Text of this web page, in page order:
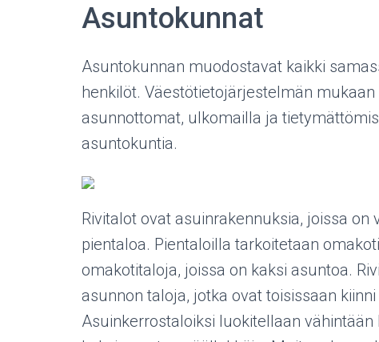
Asuntokunnat
Asuntokunnan muodostavat kaikki
henkilöt. Väestötietojärjestelmän
asunnottomat, ulkomailla ja
asuntokuntia.
Rivitalot ovat asuinrakennuksia, joissa
pientaloa. Pientaloilla tarkoitetaan
omakotitaloja, joissa on kaksi asuntoa.
asunnon taloja, jotka ovat toisissaan
Asuinkerrostaloiksi luokitellaan